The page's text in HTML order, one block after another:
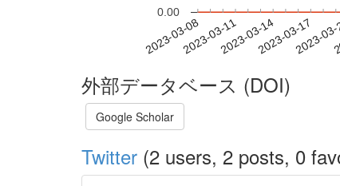
2023-03-082023-03-112023-03-142023-03-17
2023-
0.00
外部データベース (DOI)
Google Scholar
Twitter (2 users, 2 posts, 0